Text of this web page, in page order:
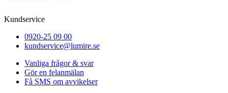
Kundservice
0920-25 09 00
kundservice@lumire.se
Vanliga frågor & svar
Gör en felanmälan
Få SMS om avvikelser